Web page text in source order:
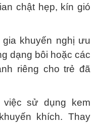
chật hẹp, kín gió
khuyến nghị ưu
dạng bôi hoặc các
riêng cho trẻ đã
sử dụng kem
khích. Thay